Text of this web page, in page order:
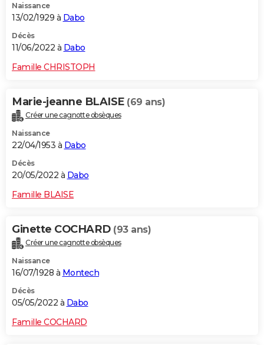
Naissance
13/02/1929 à Dabo
Décès
11/06/2022 à Dabo
Famille CHRISTOPH
Marie-jeanne BLAISE (69 ans)
Créer une cagnotte obsèques
Naissance
22/04/1953 à Dabo
Décès
20/05/2022 à Dabo
Famille BLAISE
Ginette COCHARD (93 ans)
Créer une cagnotte obsèques
Naissance
16/07/1928 à Montech
Décès
05/05/2022 à Dabo
Famille COCHARD